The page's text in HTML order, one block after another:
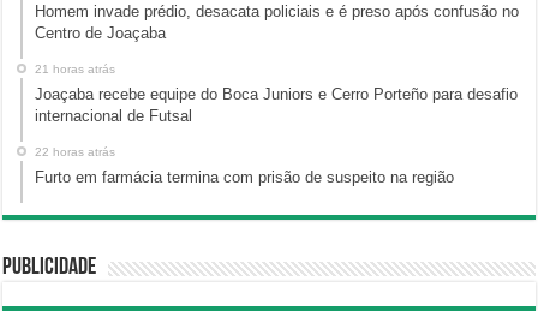
Homem invade prédio, desacata policiais e é preso após confusão no
Centro de Joaçaba
21 horas atrás
Joaçaba recebe equipe do Boca Juniors e Cerro Porteño para desafio
internacional de Futsal
22 horas atrás
Furto em farmácia termina com prisão de suspeito na região
Publicidade